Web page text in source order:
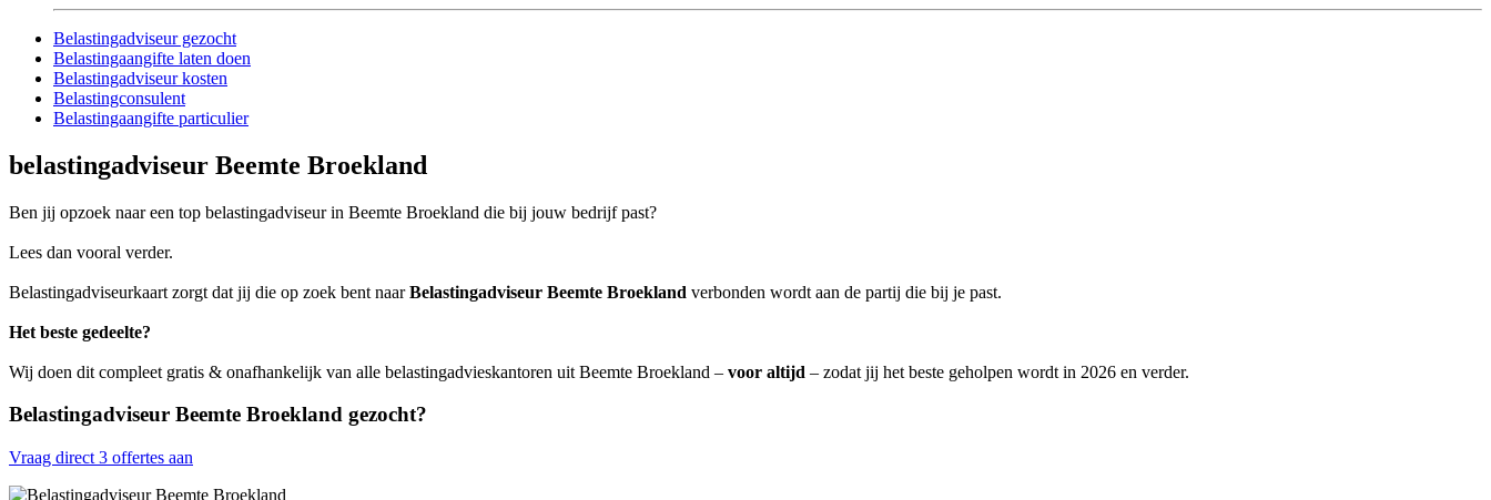
Belastingadviseur gezocht
Belastingaangifte laten doen
Belastingadviseur kosten
Belastingconsulent
Belastingaangifte particulier
belastingadviseur Beemte Broekland
Ben jij opzoek naar een top belastingadviseur in Beemte Broekland die bij jouw bedrijf past?
Lees dan vooral verder.
Belastingadviseurkaart zorgt dat jij die op zoek bent naarBelastingadviseur Beemte Broekland verbonden wordt aan de partij die bij je past.
Het beste gedeelte?
Wij doen dit compleet gratis & onafhankelijk van alle belastingadvieskantoren uit Beemte Broekland – voor altijd – zodat jij het beste geholpen wordt in 2026 en verder.
Belastingadviseur Beemte Broekland gezocht?
Vraag direct 3 offertes aan